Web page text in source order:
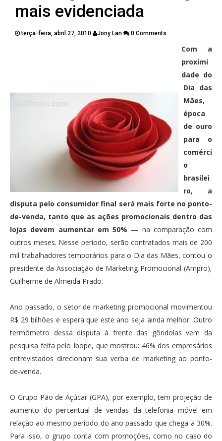
mais evidenciada
terça-feira, abril 27, 2010 Jony Lan 0 Comments
Com a
proximi
dade do
Dia das
Mães,
época
de ouro
para o
comérci
o
brasilei
ro, a
disputa pelo consumidor final será mais forte no ponto-
de-venda, tanto que as ações promocionais dentro das
lojas devem aumentar em 50% — na comparação com
outros meses. Nesse período, serão contratados mais de 200
mil trabalhadores temporários para o Dia das Mães, contou o
presidente da Associação de Marketing Promocional (Ampro),
Guilherme de Almeida Prado.
Ano passado, o setor de marketing promocional movimentou
R$ 29 bilhões e espera que este ano seja ainda melhor. Outro
termômetro dessa disputa à frente das gôndolas vem da
pesquisa feita pelo Ibope, que mostrou: 46% dos empresários
entrevistados direcionam sua verba de marketing ao ponto-
de-venda.
O Grupo Pão de Açúcar (GPA), por exemplo, tem projeção de
aumento do percentual de vendas da telefonia móvel em
relação ao mesmo período do ano passado que chega a 30%.
Para isso, o grupo conta com promoções, como no caso do